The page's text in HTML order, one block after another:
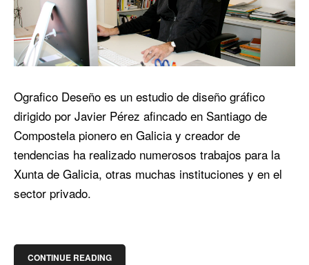
Ografico Deseño es un estudio de diseño gráfico
dirigido por Javier Pérez afincado en Santiago de
Compostela pionero en Galicia y creador de
tendencias ha realizado numerosos trabajos para la
Xunta de Galicia, otras muchas instituciones y en el
sector privado.
CONTINUE READING